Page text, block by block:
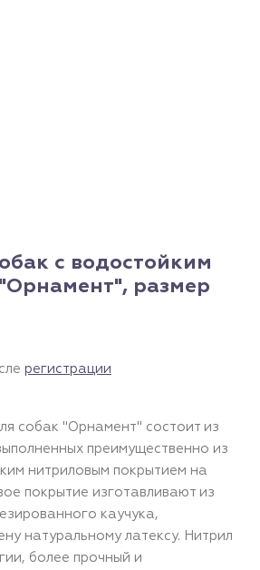
с водостойким
размер
регистрации
собак "Орнамент" состоит из
преимущественно из
нитриловым покрытием на
покрытие изготавливают из
каучука,
натуральному латексу. Нитрил
более прочный и